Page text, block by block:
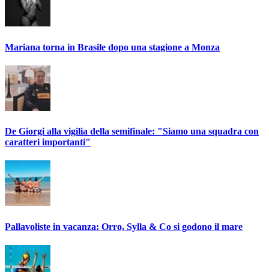
Mariana torna in Brasile dopo una stagione a Monza
De Giorgi alla vigilia della semifinale: "Siamo una squadra con
caratteri importanti"
Pallavoliste in vacanza: Orro, Sylla & Co si godono il mare